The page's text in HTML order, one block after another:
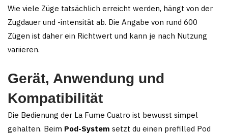
Wie viele Züge tatsächlich erreicht werden, hängt von der
Zugdauer und -intensität ab. Die Angabe von rund 600
Zügen ist daher ein Richtwert und kann je nach Nutzung
variieren.
Gerät, Anwendung und
Kompatibilität
Die Bedienung der La Fume Cuatro ist bewusst simpel
gehalten. Beim Pod-System setzt du einen prefilled Pod